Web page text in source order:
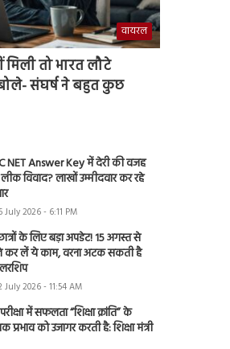
वायरल
तो भारत लौटे
संघर्ष ने बहुत कुछ
NET Answer Key में देरी की वजह
विवाद? लाखों उम्मीदवार कर रहे
July 2026 - 6:11 PM
के लिए बड़ा अपडेट! 15 अगस्त से
कर लें ये काम, वरना अटक सकती है
July 2026 - 11:54 AM
में सफलता “शिक्षा क्रांति” के
प्रभाव को उजागर करती है: शिक्षा मंत्री